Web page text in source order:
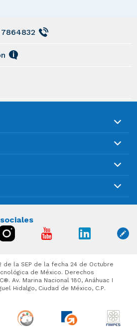
de la SEP de la fecha 24 de Octubre
de México. Derechos
Av. Marina Nacional 180, Anáhuac I
Hidalgo, Ciudad de México, C.P.